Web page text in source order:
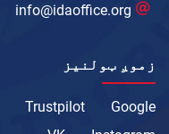
info@idaoffice.org
زموږ ټولنیز
Google
Trustpilot